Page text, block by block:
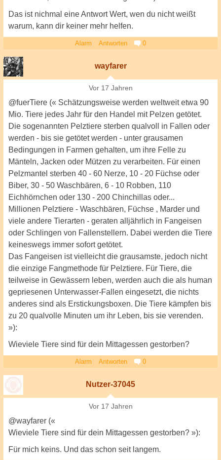
Das ist nichmal eine Antwort Wert, wen du nicht weißt
warum, kann dir keiner mehr helfen.
Alarm Antworten 0
wayfarer
Vor 17 Jahren
@fuerTiere (« Schätzungsweise werden weltweit etwa 90
Mio. Tiere jedes Jahr für den Handel mit Pelzen getötet.
Die sogenannten Pelztiere sterben qualvoll in Fallen oder
werden - bis sie getötet werden - unter grausamen
Bedingungen in Farmen gehalten, um ihre Felle zu
Mänteln, Jacken oder Mützen zu verarbeiten. Für einen
Pelzmantel sterben 40 - 60 Nerze, 10 - 20 Füchse oder
Biber, 30 - 50 Waschbären, 6 - 10 Robben, 110
Eichhörnchen oder 130 - 200 Chinchillas oder...
Millionen Pelztiere - Waschbären, Füchse , Marder und
viele andere Tierarten - geraten alljährlich in Fangeisen
oder Schlingen von Fallenstellern. Dabei werden die Tiere
keineswegs immer sofort getötet.
Das Fangeisen ist vielleicht die grausamste, jedoch nicht
die einzige Fangmethode für Pelztiere. Für Tiere, die
teilweise in Gewässern leben, werden auch die als human
gepriesenen Unterwasser-Fallen eingesetzt, die nichts
anderes sind als Erstickungsboxen. Die Tiere kämpfen bis
zu 20 qualvolle Minuten um ihr Leben, bis sie verenden.
»):
Wieviele Tiere sind für dein Mittagessen gestorben?
Alarm Antworten 0
Nutzer-37045
Vor 17 Jahren
@wayfarer («
Wieviele Tiere sind für dein Mittagessen gestorben? »):
Für mich keins. Und das schon seit langem.